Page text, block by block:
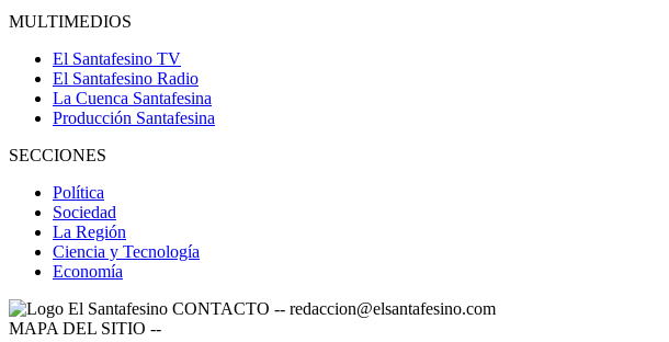
MULTIMEDIOS
El Santafesino TV
El Santafesino Radio
La Cuenca Santafesina
Producción Santafesina
SECCIONES
Política
Sociedad
La Región
Ciencia y Tecnología
Economía
CONTACTO -- redaccion@elsantafesino.com
MAPA DEL SITIO --